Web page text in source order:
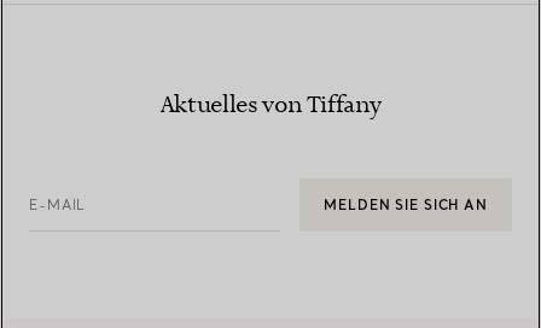
Aktuelles von Tiffany
E-MAIL MELDEN SIE SICH AN